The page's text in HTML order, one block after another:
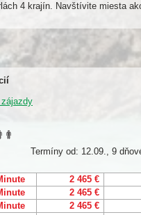
4 krajín. Navštívite miesta
Termíny od: 12.09., 9
2 465 €
2 465 €
2 465 €